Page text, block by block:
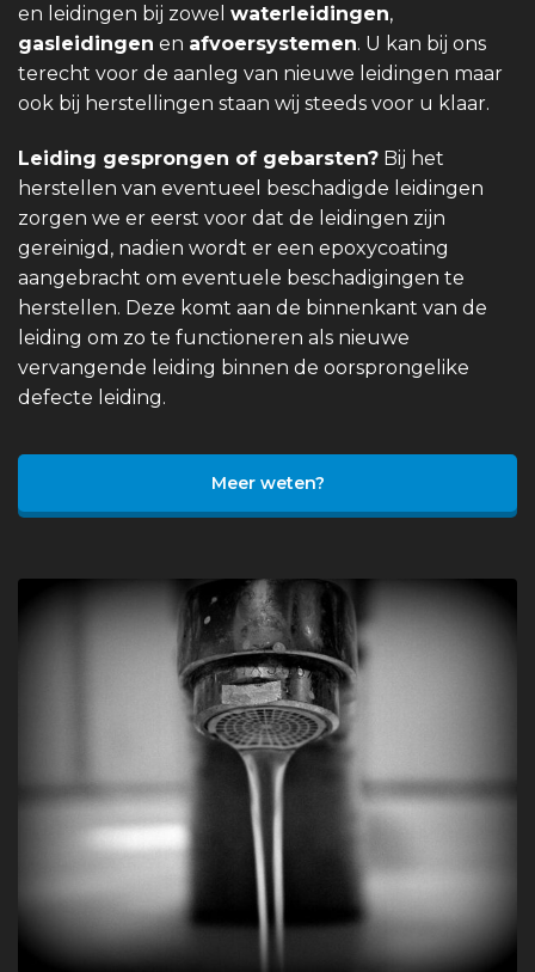
en leidingen bij zowel waterleidingen,
gasleidingen en afvoersystemen. U kan bij ons
terecht voor de aanleg van nieuwe leidingen maar
ook bij herstellingen staan wij steeds voor u klaar.
Leiding gesprongen of gebarsten? Bij het
herstellen van eventueel beschadigde leidingen
zorgen we er eerst voor dat de leidingen zijn
gereinigd, nadien wordt er een epoxycoating
aangebracht om eventuele beschadigingen te
herstellen. Deze komt aan de binnenkant van de
leiding om zo te functioneren als nieuwe
vervangende leiding binnen de oorsprongelike
defecte leiding.
Meer weten?